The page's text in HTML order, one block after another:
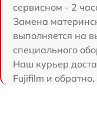
сервисном - 2
Замена
выполняется на
специального
Наш курьер
Fujifilm и обратно.